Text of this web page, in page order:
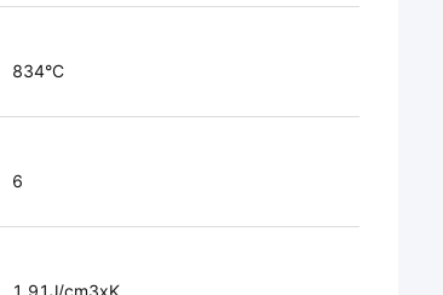
834°C
6
1.91J/cm3xK